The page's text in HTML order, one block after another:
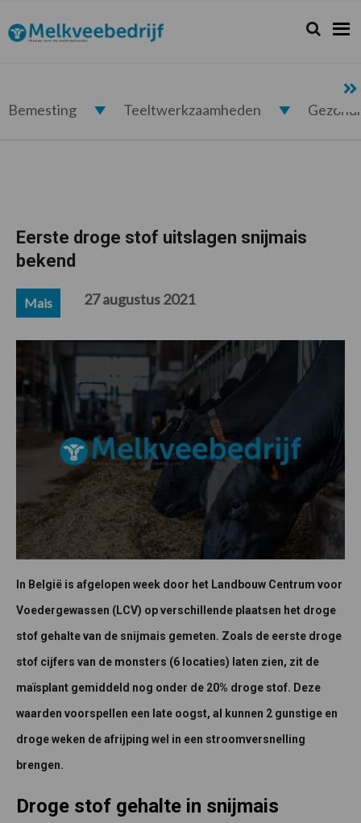
de
hoofdnavigatie
de
hoofd
de
eerste
de
voettekst
Melkveebedrijf.nl Zoeken...
Zoek
Bemesting Teeltwerkzaamheden
Eerste droge stof uitslagen snijmais
bekend
Mais 27 augustus 2021
In België is afgelopen week door het Landbouw Centrum voor
Voedergewassen (LCV) op verschillende plaatsen het droge
stof gehalte van de snijmais gemeten. Zoals de eerste droge
stof cijfers van de monsters (6 locaties) laten zien, zit de
maïsplant gemiddeld nog onder de 20% droge stof. Deze
waarden voorspellen een late oogst, al kunnen 2 gunstige en
droge weken de afrijping wel in een stroomversnelling
brengen.
Droge stof gehalte in snijmais